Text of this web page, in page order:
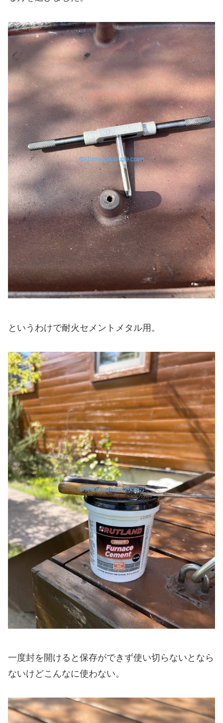
というわけで耐火セメントメタル用。
一度封を開けると保存ができず使い切らないとなら
ないけどこんなに使わない。